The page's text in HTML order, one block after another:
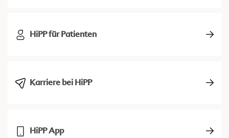
HiPP für Patienten
Karriere bei HiPP
HiPP App